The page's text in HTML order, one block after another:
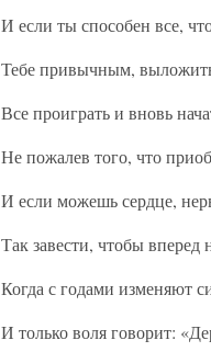
И если ты способен все,
Тебе привычным,
Все проиграть и вновь
Не пожалев того, что
И если можешь сердце,
Так завести, чтобы вперед
Когда с годами изменяют
И только воля говорит: